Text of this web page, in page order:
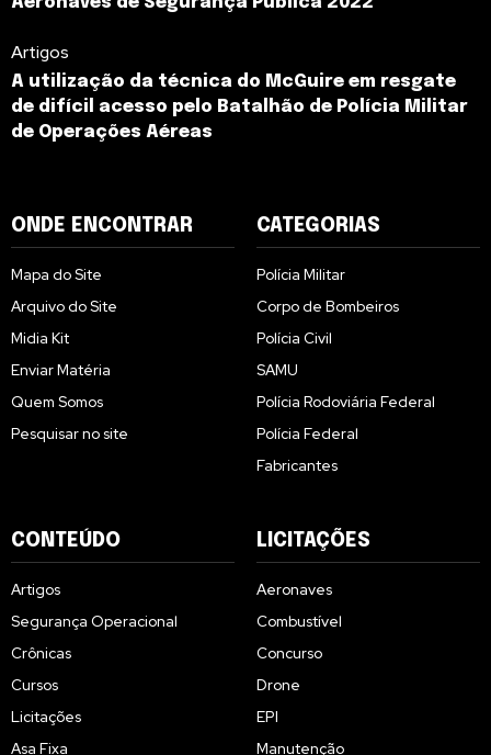
Artigos
A utilização da técnica do McGuire em resgate
de difícil acesso pelo Batalhão de Polícia Militar
de Operações Aéreas
ONDE ENCONTRAR
Mapa do Site
Arquivo do Site
Midia Kit
Enviar Matéria
Quem Somos
Pesquisar no site
CATEGORIAS
Polícia Militar
Corpo de Bombeiros
Polícia Civil
SAMU
Polícia Rodoviária Federal
Polícia Federal
Fabricantes
CONTEÚDO
Artigos
Segurança Operacional
Crônicas
Cursos
Licitações
Asa Fixa
LICITAÇÕES
Aeronaves
Combustível
Concurso
Drone
EPI
Manutenção